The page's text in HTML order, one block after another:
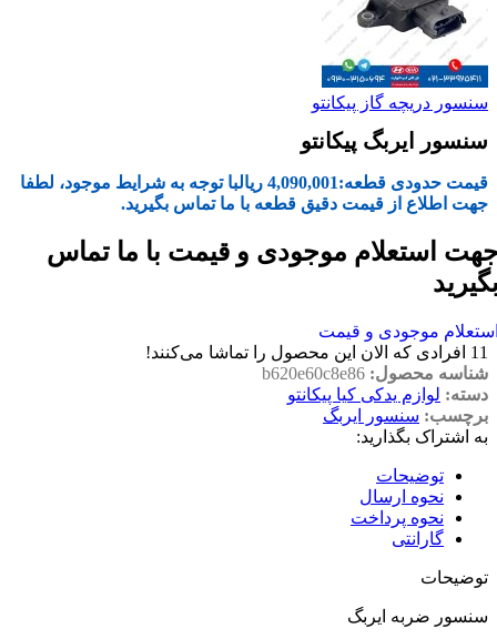
سنسور دریچه گاز پیکانتو
سنسور ایربگ پیکانتو
قیمت حدودی قطعه:4,090,001 ریالبا توجه به شرایط موجود، لطفا
جهت اطلاع از قیمت دقیق قطعه با ما تماس بگیرید.
استعلام موجودی و قیمت با ما تماس
موجودی و قیمت
11 افرادی که الان این محصول را تماشا می‌کنند!
شناسه محصول: b620e60c8e86
دسته: لوازم یدکی کیا پیکانتو
برچسب: سنسور ایربگ
به اشتراک بگذارید:
توضیحات
نحوه ارسال
نحوه پرداخت
گارانتی
توضیحات
سنسور ضربه ایربگ